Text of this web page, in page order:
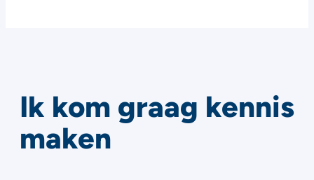
Ik kom graag kennis
maken